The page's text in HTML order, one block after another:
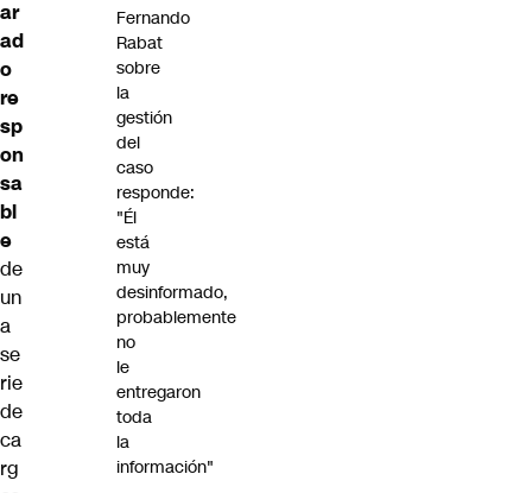
ar
ad
o
re
sp
on
sa
bl
e
de
un
a
se
rie
de
ca
rg
Fernando
Rabat
sobre
la
gestión
del
caso
responde:
"Él
está
muy
desinformado,
probablemente
no
le
entregaron
toda
la
información"